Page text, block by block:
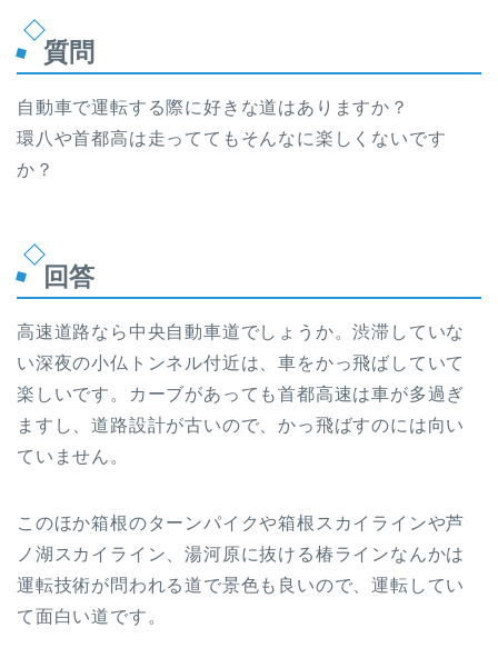
質問
自動車で運転する際に好きな道はありますか？
環八や首都高は走っててもそんなに楽しくないです
か？
回答
高速道路なら中央自動車道でしょうか。渋滞していな
い深夜の小仏トンネル付近は、車をかっ飛ばしていて
楽しいです。カーブがあっても首都高速は車が多過ぎ
ますし、道路設計が古いので、かっ飛ばすのには向い
ていません。
このほか箱根のターンパイクや箱根スカイラインや芦
ノ湖スカイライン、湯河原に抜ける椿ラインなんかは
運転技術が問われる道で景色も良いので、運転してい
て面白い道です。